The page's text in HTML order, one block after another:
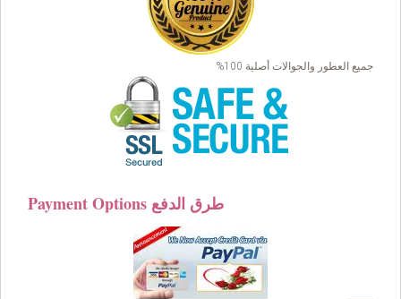
جميع العطور والجوالات أصلية 100%
Payment Options طرق الدفع